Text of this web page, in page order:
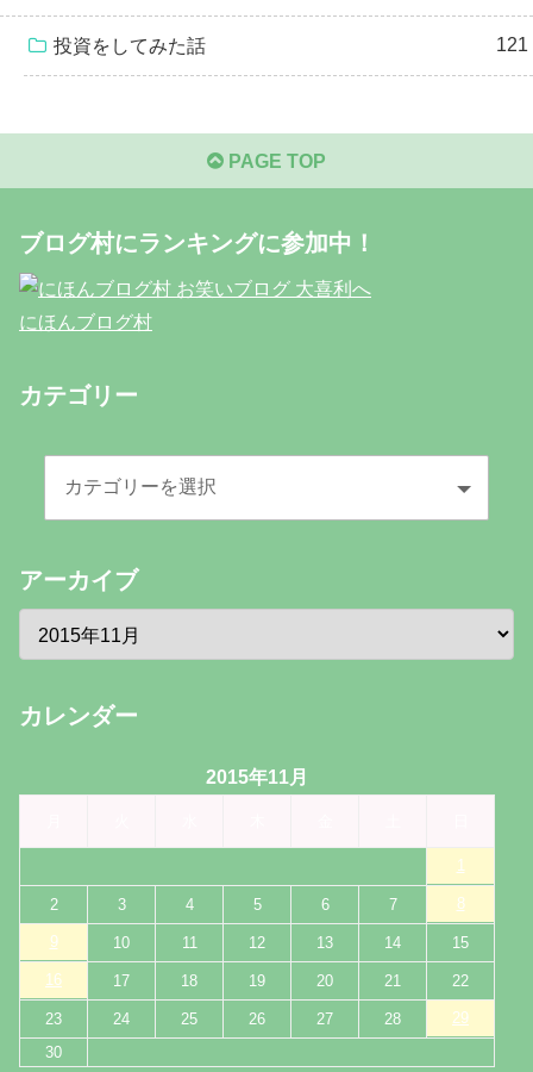
投資をしてみた話 121
PAGE TOP
ブログ村にランキングに参加中！
にほんブログ村
カテゴリー
アーカイブ
カレンダー
2015年11月
1
2 3 4 5 6 7 8
9 10 11 12 13 14 15
16 17 18 19 20 21 22
23 24 25 26 27 28
29
30